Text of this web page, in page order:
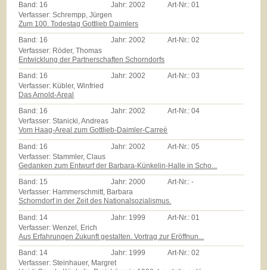
Band: 16 Jahr:2002 Art-Nr.:01
Verfasser: Schrempp, Jürgen
Zum 100. Todestag Gottlieb Daimlers
Band: 16 Jahr:2002 Art-Nr.:02
Verfasser: Röder, Thomas
Entwicklung der Partnerschaften Schorndorfs
Band: 16 Jahr: 2002 Art-Nr.:03
Verfasser: Kübler, Winfried
Das Arnold-Areal
Band: 16 Jahr:2002 Art-Nr.:04
Verfasser: Stanicki, Andreas
Vom Haag-Areal zum Gottlieb-Daimler-Carreè
Band: 16 Jahr: 2002 Art-Nr.:05
Verfasser: Stammler, Claus
Gedanken zum Entwurf der Barbara-Künkelin-Halle in Scho...
Band: 15 Jahr:2000 Art-Nr.:-
Verfasser: Hammerschmitt, Barbara
Schorndorf in der Zeit des Nationalsozialismus.
Band: 14 Jahr: 1999 Art-Nr.:01
Verfasser: Wenzel, Erich
Aus Erfahrungen Zukunft gestalten. Vortrag zur Eröffnun...
Band: 14 Jahr: 1999 Art-Nr.:02
Verfasser: Steinhauer, Margret